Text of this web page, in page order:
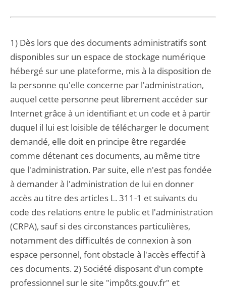
1) Dès lors que des documents administratifs sont
disponibles sur un espace de stockage numérique
hébergé sur une plateforme, mis à la disposition de
la personne qu'elle concerne par l'administration,
auquel cette personne peut librement accéder sur
Internet grâce à un identifiant et un code et à partir
duquel il lui est loisible de télécharger le document
demandé, elle doit en principe être regardée
comme détenant ces documents, au même titre
que l'administration. Par suite, elle n'est pas fondée
à demander à l'administration de lui en donner
accès au titre des articles L. 311-1 et suivants du
code des relations entre le public et l'administration
(CRPA), sauf si des circonstances particulières,
notamment des difficultés de connexion à son
espace personnel, font obstacle à l'accès effectif à
ces documents. 2) Société disposant d'un compte
professionnel sur le site "impôts.gouv.fr" et